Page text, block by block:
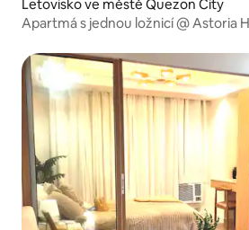
Letovisko ve městě Quezon City
Apartmá s jednou ložnicí @ Astoria